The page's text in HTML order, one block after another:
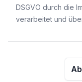
DSGVO durch die
verarbeitet und